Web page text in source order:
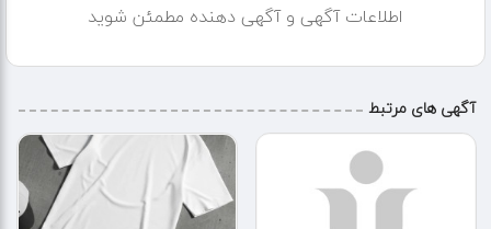
اطلاعات آگهی و آگهی دهنده مطمئن شوید
آگهی های مرتبط